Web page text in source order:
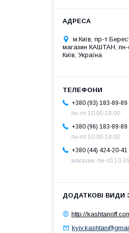
м.Київ, пр-т
магазин КАШТАН, пн-
Київ, Україна
+380 (93) 183-89-89
пн-пт 10:00-18:00
+380 (96) 183-89-89
пн-пт 10:00-18:00
+380 (44) 424-20-41
магазин: пн-сб 10-
http://